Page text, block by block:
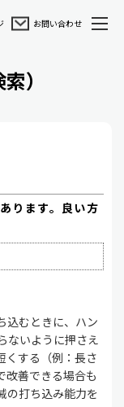
お問い合わせ
）
ります。良い方
込むときに、ハン
ないように押さえ
くする（例：長さ
善できる場合も
の打ち込み能力を